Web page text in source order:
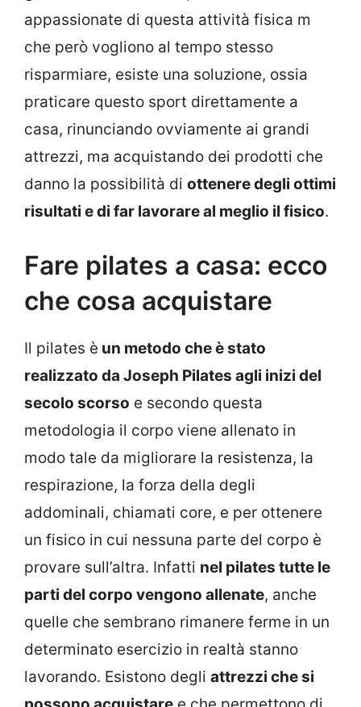
appassionate di questa attività fisica m
che però vogliono al tempo stesso
risparmiare, esiste una soluzione, ossia
praticare questo sport direttamente a
casa, rinunciando ovviamente ai grandi
attrezzi, ma acquistando dei prodotti che
danno la possibilità di ottenere degli ottimi
risultati e di far lavorare al meglio il fisico.
Fare pilates a casa: ecco
che cosa acquistare
Il pilates è un metodo che è stato
realizzato da Joseph Pilates agli inizi del
secolo scorso e secondo questa
metodologia il corpo viene allenato in
modo tale da migliorare la resistenza, la
respirazione, la forza della degli
addominali, chiamati core, e per ottenere
un fisico in cui nessuna parte del corpo è
provare sull’altra. Infatti nel pilates tutte le
parti del corpo vengono allenate, anche
quelle che sembrano rimanere ferme in un
determinato esercizio in realtà stanno
lavorando. Esistono degli attrezzi che si